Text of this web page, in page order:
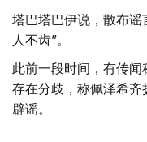
塔巴塔巴伊说，散布谣
人不齿”。
此前一段时间，有传
存在分歧，称佩泽希
辟谣。